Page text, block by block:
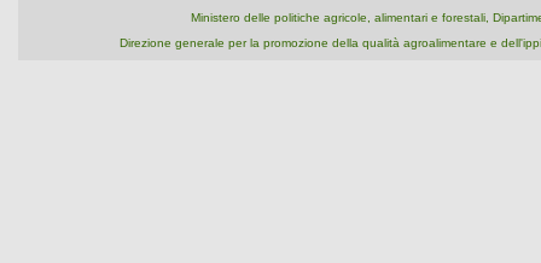
Ministero delle politiche agricole, alimentari e forestali,
Direzione generale per la promozione della qualità agroalimentare e